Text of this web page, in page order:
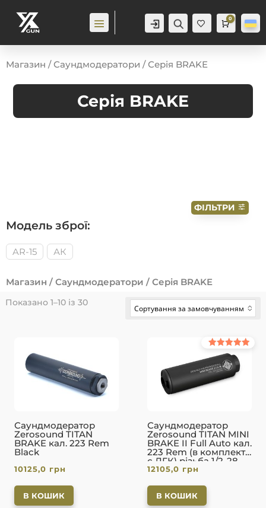
АккаунтПошук
Ба
жа
0
Cart
0
0,0
Магазин /Саундмодератори / Серія BRAKE
Серія BRAKE
ФІЛЬТРИ
Модель зброї:
AR-15 АК
Магазин / Саундмодератори / Серія BRAKE
Показано 1–10 із 30
Сортування за замовчуванням
Саундмодератор
Zerosound TITAN
BRAKE кал. 223 Rem
Вlack
10125,0 грн
В КОШИК
Саундмодератор
Zerosound TITAN MINI
BRAKE II Full Auto кал.
223 Rem (в комплекті
с ДГК) різьба 1/2-28.
Вlack
5.00
з 5
12105,0 грн
В КОШИК